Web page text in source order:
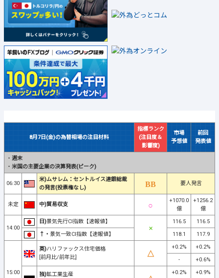
8月7日(金)の為替相場の注目材料
指標ランク
(注目度＆
影響度)
市場
予想値
前回
発表値
・ 週末
・ 米国の主要企業の決算発表(ピーク)
06:30
米)ムサレム：セントルイス連銀総裁
の発言(投票権なし)
要人発言
未定 中)貿易収支
+1070.0
億
+1256.2
億
14:00
日)景気先行CI指数【速報値】 116.5
116.5
↑・ 景気一致CI指数【速報値】 118.1 117.9
15:00
英)ハリファックス住宅価格
[前月比/前年比]
+0.2%
+0.2%
-
+0.6%
独)鉱工業生産
+0.2%
+0.9%